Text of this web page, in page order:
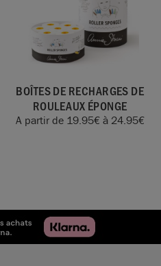
BOÎTES DE RECHARGES DE
ROULEAUX ÉPONGE
A partir de 19.95€à 24.95€